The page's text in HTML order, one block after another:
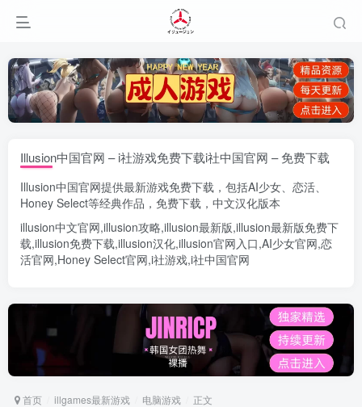
Illusion中国官网 – i社游戏免费下载i社中国官网 – 免费下载
Illusion中国官网提供最新游戏免费下载，包括AI少女、 恋活、
Honey Select等经典作品，免费下载，中文汉化版本
illusion中文官网,illusion攻略,illusion最新版,illusion最新版免费下
载,illusion免费下载,illusion汉化,illusion官网入口,AI少女官网,恋
活官网,Honey Select官网,i社游戏,i社中国官网
首页 illgames最新游戏 电脑游戏 正文